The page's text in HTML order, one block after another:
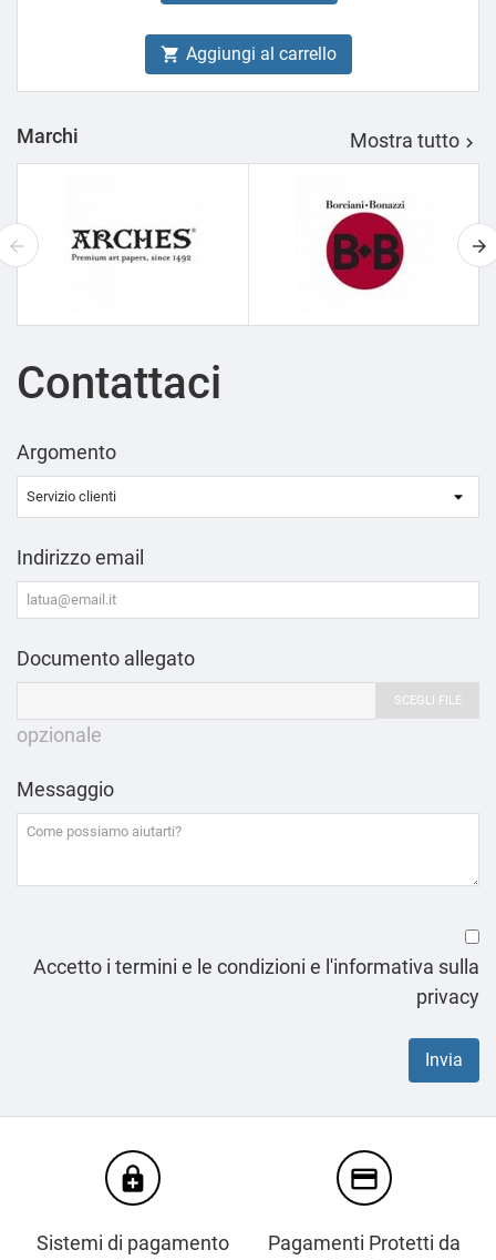
 Aggiungi al carrello
Marchi Mostra tutto 
Contattaci
Argomento
Indirizzo email
Documento allegato
SCEGLI FILE
opzionale
Messaggio
Accetto i termini e le condizioni e l'informativa sulla
privacy
enhanced_encryption
Sistemi di pagamento
credit_card
Pagamenti Protetti da